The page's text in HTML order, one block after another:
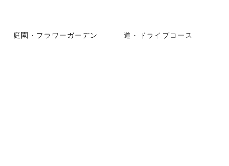
庭園・フラワーガーデン 道・ドライブコース